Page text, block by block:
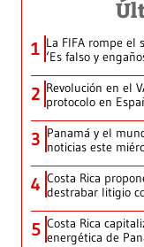
1 La FIFA rompe el
‘Es falso y
2 Revolución en el
protocolo en
3 Panamá y el
noticias este
4 Costa Rica
destrabar litigio
5 Costa Rica
energética de